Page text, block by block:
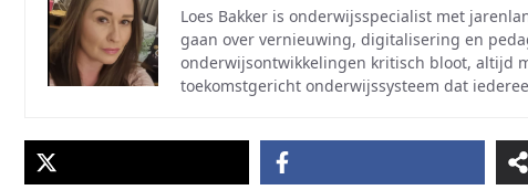
Loes Bakker is onderwijsspecialist met
gaan over vernieuwing, digitalisering en
onderwijsontwikkelingen kritisch bloot, altijd
toekomstgericht onderwijssysteem dat